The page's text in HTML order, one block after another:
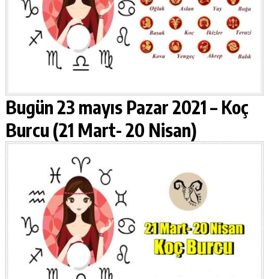
Bugün 23 mayıs Pazar 2021 – Koç
Burcu (21 Mart- 20 Nisan)